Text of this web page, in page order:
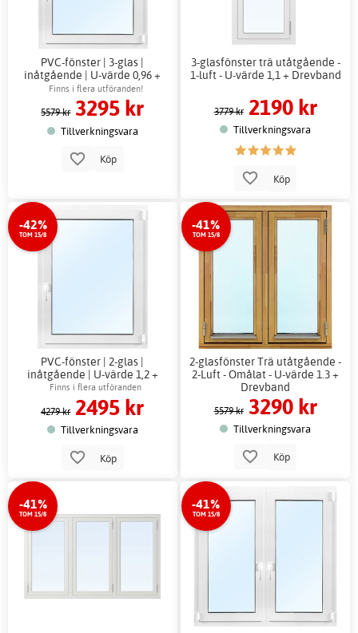
PVC-fönster | 3-glas |
inåtgående | U-värde 0,96 +
Drevband
Finns i flera utföranden!
5579 kr 3295 kr
Tillverkningsvara
Köp
3-glasfönster trä utåtgående -
1-luft - U-värde 1,1 + Drevband
3779 kr 2190 kr
Tillverkningsvara
Köp
-42%
TOM 15/8
PVC-fönster | 2-glas |
inåtgående | U-värde 1,2 +
Drevband
Finns i flera utföranden
4279 kr 2495 kr
Tillverkningsvara
Köp
-41%
TOM 15/8
2-glasfönster Trä utåtgående -
2-Luft - Omålat - U-värde 1.3 +
Drevband
5579 kr 3290 kr
Tillverkningsvara
Köp
-41%
TOM 15/8
-41%
TOM 15/8